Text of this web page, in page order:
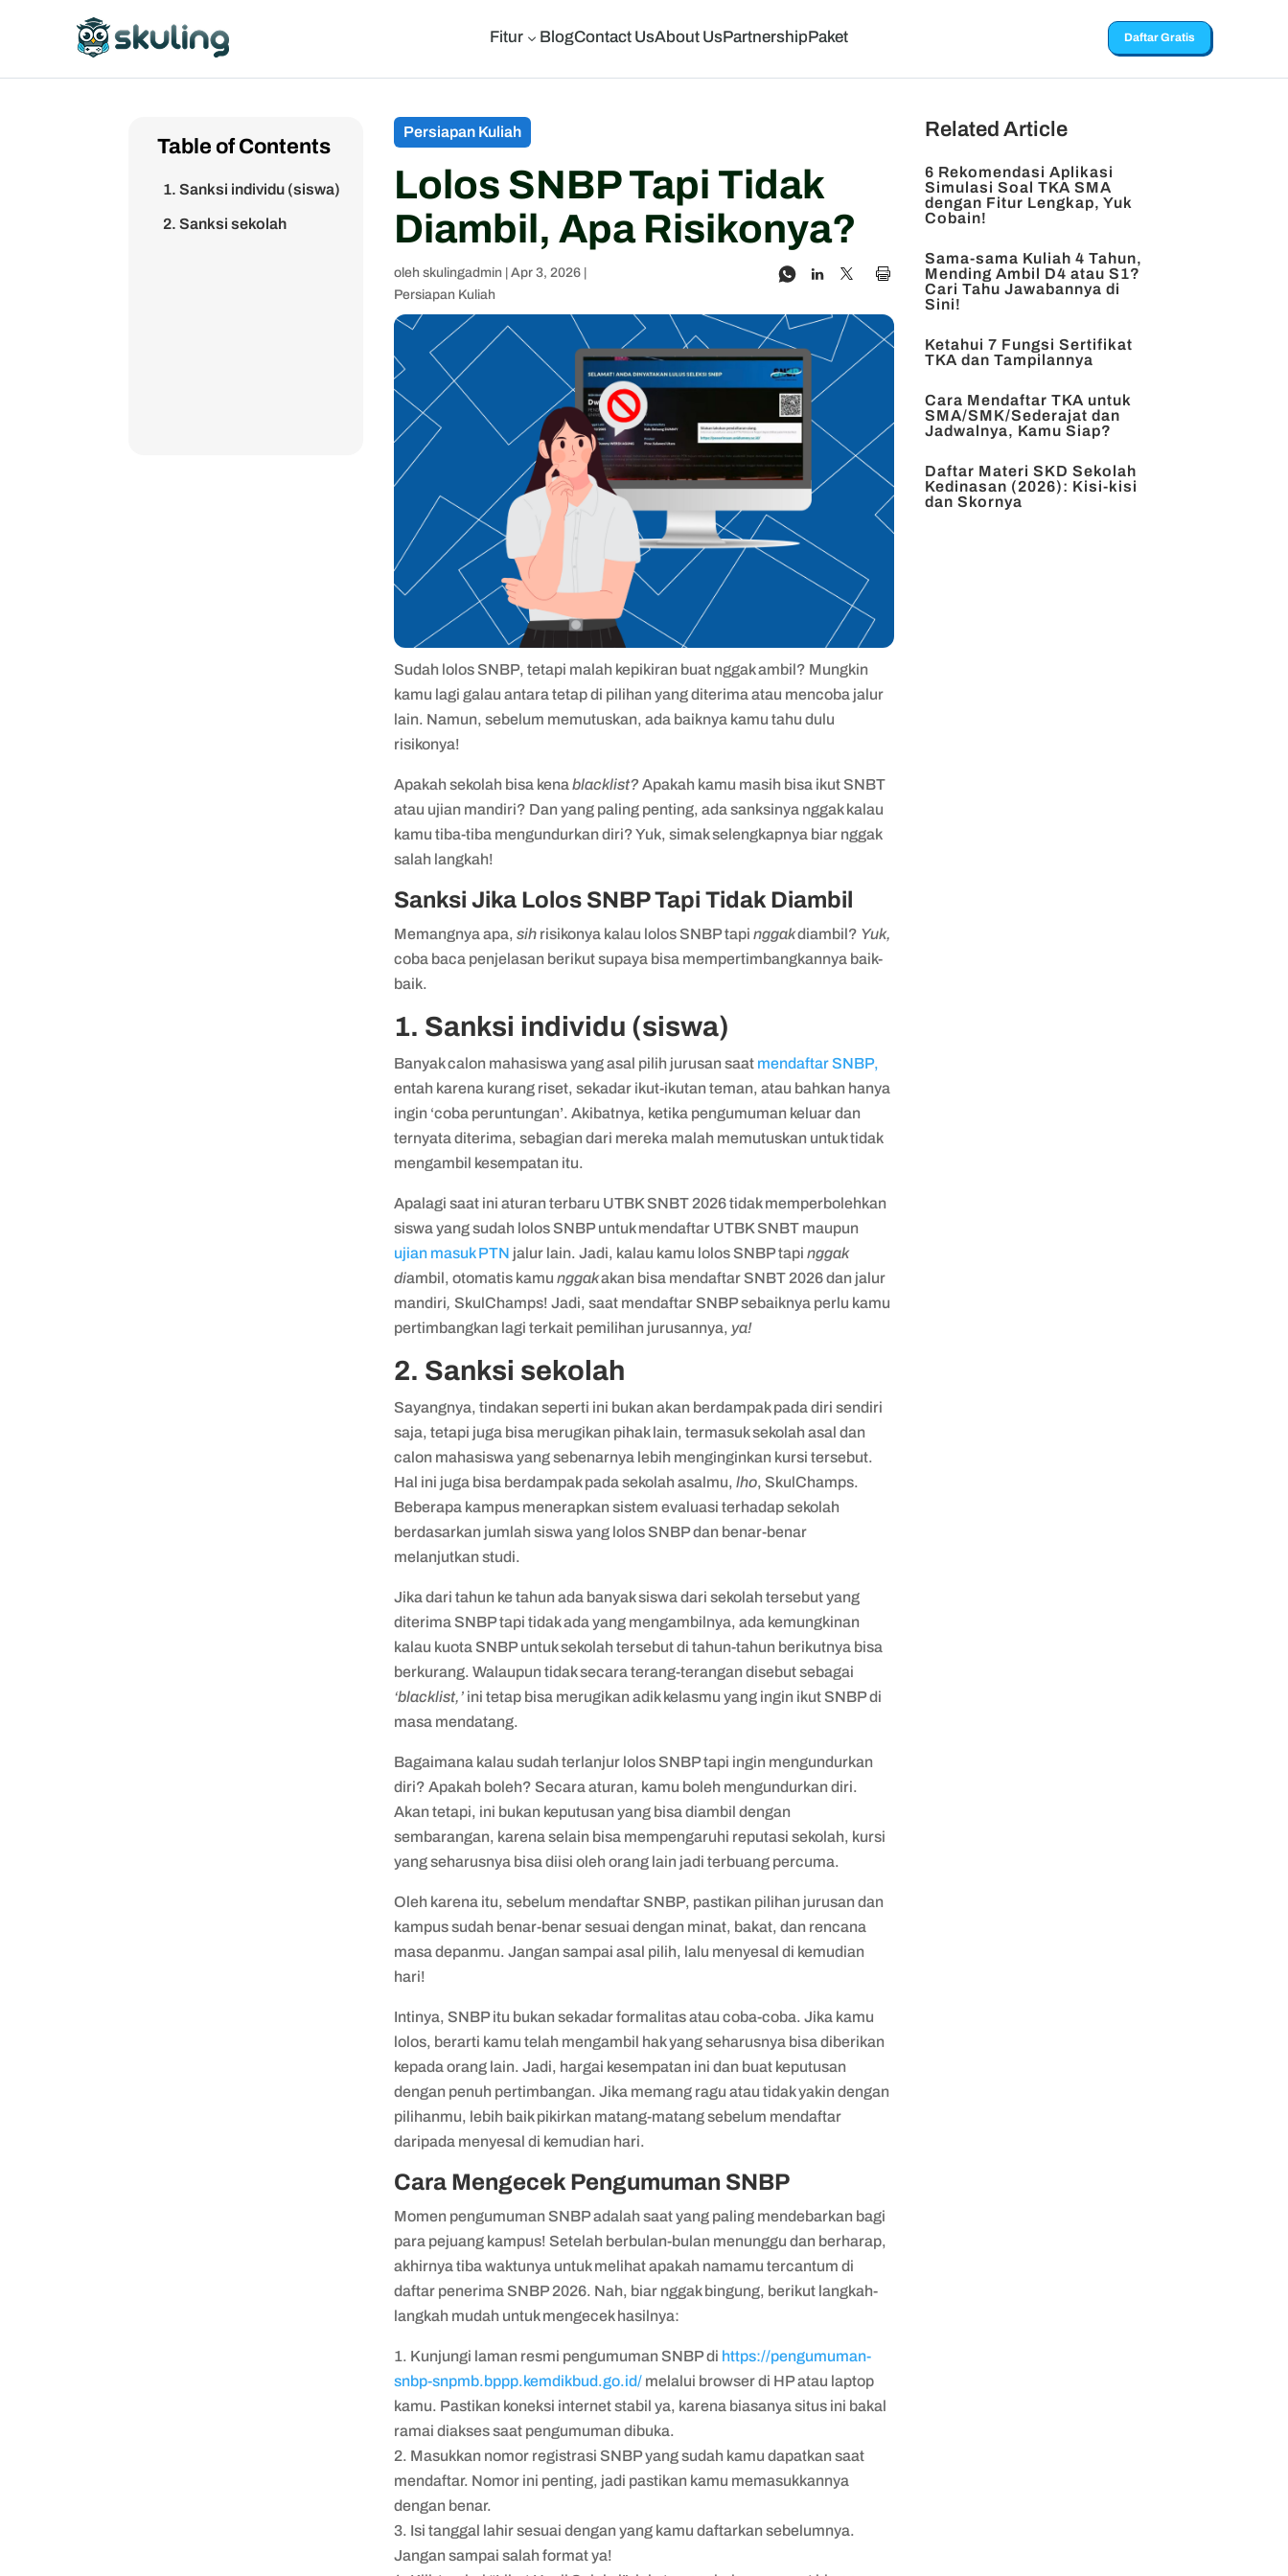
Fitur3 BlogContact UsAbout UsPartnershipPaket Daftar Gratis
Table of Contents
1. Sanksi individu (siswa)
2. Sanksi sekolah
Persiapan Kuliah
Lolos SNBP Tapi Tidak
Diambil, Apa Risikonya?
olehskulingadmin |Apr 3, 2026
Persiapan Kuliah
Sudah lolos SNBP, tetapi malah kepikiran buat nggak ambil? Mungkin
kamu lagi galau antara tetap di pilihan yang diterima atau mencoba jalur
lain. Namun, sebelum memutuskan, ada baiknya kamu tahu dulu
risikonya!
Apakah sekolah bisa kenablacklist? Apakah kamu masih bisa ikut SNBT
atau ujian mandiri? Dan yang paling penting, ada sanksinya nggak kalau
kamu tiba-tiba mengundurkan diri? Yuk, simak selengkapnya biar nggak
salah langkah!
Sanksi Jika Lolos SNBP Tapi Tidak Diambil
Memangnya apa,sih risikonya kalau lolos SNBP tapinggakdiambil? Yuk,
coba baca penjelasan berikut supaya bisa mempertimbangkannya baik-
baik.
1. Sanksi individu (siswa)
Banyak calon mahasiswa yang asal pilih jurusan saat mendaftar SNBP,
entah karena kurang riset, sekadar ikut-ikutan teman, atau bahkan hanya
ingin ‘coba peruntungan’. Akibatnya, ketika pengumuman keluar dan
ternyata diterima, sebagian dari mereka malah memutuskan untuk tidak
mengambil kesempatan itu.
Apalagi saat ini aturan terbaru UTBK SNBT 2026 tidak memperbolehkan
siswa yang sudah lolos SNBP untuk mendaftar UTBK SNBT maupun
ujian masuk PTN jalur lain. Jadi, kalau kamu lolos SNBP tapinggak
diambil, otomatis kamunggakakan bisa mendaftar SNBT 2026 dan jalur
mandiri, SkulChamps! Jadi, saat mendaftar SNBP sebaiknya perlu kamu
pertimbangkan lagi terkait pemilihan jurusannya, ya!
2. Sanksi sekolah
Sayangnya, tindakan seperti ini bukan akan berdampak pada diri sendiri
saja, tetapi juga bisa merugikan pihak lain, termasuk sekolah asal dan
calon mahasiswa yang sebenarnya lebih menginginkan kursi tersebut.
Hal ini juga bisa berdampak pada sekolah asalmu,lho, SkulChamps.
Beberapa kampus menerapkan sistem evaluasi terhadap sekolah
berdasarkan jumlah siswa yang lolos SNBP dan benar-benar
melanjutkan studi.
Jika dari tahun ke tahun ada banyak siswa dari sekolah tersebut yang
diterima SNBP tapi tidak ada yang mengambilnya, ada kemungkinan
kalau kuota SNBP untuk sekolah tersebut di tahun-tahun berikutnya bisa
berkurang. Walaupun tidak secara terang-terangan disebut sebagai
‘blacklist,’ ini tetap bisa merugikan adik kelasmu yang ingin ikut SNBP di
masa mendatang.
Bagaimana kalau sudah terlanjur lolos SNBP tapi ingin mengundurkan
diri? Apakah boleh? Secara aturan, kamu boleh mengundurkan diri.
Akan tetapi, ini bukan keputusan yang bisa diambil dengan
sembarangan, karena selain bisa mempengaruhi reputasi sekolah, kursi
yang seharusnya bisa diisi oleh orang lain jadi terbuang percuma.
Oleh karena itu, sebelum mendaftar SNBP, pastikan pilihan jurusan dan
kampus sudah benar-benar sesuai dengan minat, bakat, dan rencana
masa depanmu. Jangan sampai asal pilih, lalu menyesal di kemudian
hari!
Intinya, SNBP itu bukan sekadar formalitas atau coba-coba. Jika kamu
lolos, berarti kamu telah mengambil hak yang seharusnya bisa diberikan
kepada orang lain. Jadi, hargai kesempatan ini dan buat keputusan
dengan penuh pertimbangan. Jika memang ragu atau tidak yakin dengan
pilihanmu, lebih baik pikirkan matang-matang sebelum mendaftar
daripada menyesal di kemudian hari.
Cara Mengecek Pengumuman SNBP
Momen pengumuman SNBP adalah saat yang paling mendebarkan bagi
para pejuang kampus! Setelah berbulan-bulan menunggu dan berharap,
akhirnya tiba waktunya untuk melihat apakah namamu tercantum di
daftar penerima SNBP 2026. Nah, biar nggak bingung, berikut langkah-
langkah mudah untuk mengecek hasilnya:
Kunjungi laman resmi pengumuman SNBP di https://pengumuman-
snbp-snpmb.bppp.kemdikbud.go.id/ melalui browser di HP atau laptop
kamu. Pastikan koneksi internet stabil ya, karena biasanya situs ini bakal
ramai diakses saat pengumuman dibuka.
Masukkan nomor registrasi SNBP yang sudah kamu dapatkan saat
mendaftar. Nomor ini penting, jadi pastikan kamu memasukkannya
dengan benar.
Isi tanggal lahir sesuai dengan yang kamu daftarkan sebelumnya.
Jangan sampai salah format ya!
Related Article
6 Rekomendasi Aplikasi
Simulasi Soal TKA SMA
dengan Fitur Lengkap, Yuk
Cobain!
Sama-sama Kuliah 4 Tahun,
Mending Ambil D4 atau S1?
Cari Tahu Jawabannya di
Sini!
Ketahui 7 Fungsi Sertifikat
TKA dan Tampilannya
Cara Mendaftar TKA untuk
SMA/SMK/Sederajat dan
Jadwalnya, Kamu Siap?
Daftar Materi SKD Sekolah
Kedinasan (2026): Kisi-kisi
dan Skornya